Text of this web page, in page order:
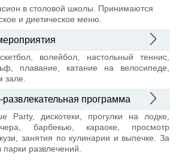
в столовой школы. Принимаются
и диетическое меню.
волейбол, настольный теннис,
плавание, катание на велосипеде,
зале.
развлекательная программа
Party, дискотеки, прогулки на лодке,
барбекью, караоке, просмотр
занятия по кулинарии и выпечке. За
развлечений.